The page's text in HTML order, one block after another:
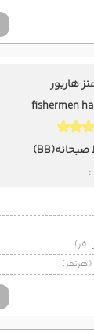
هاربور
fishermen
(BB)
-